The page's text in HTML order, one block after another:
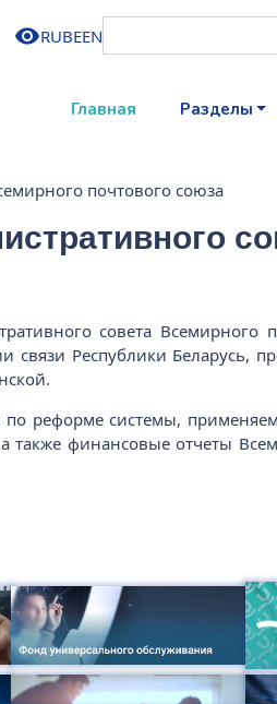
RUBEEN
Главная Разделы
почтового союза
совета Всемирного
Республики Беларусь,
реформе системы,
финансовые отчеты